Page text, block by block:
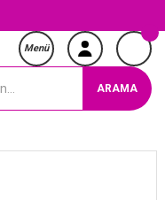
Menü
ARAMA